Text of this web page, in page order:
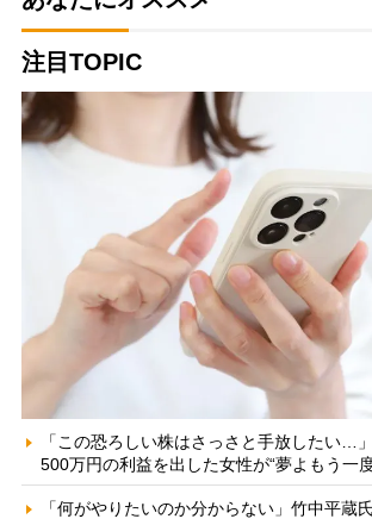
注目TOPIC
「この恐ろしい株はさっさと手放したい…
500万円の利益を出した女性が“夢よもう一
「何がやりたいのか分からない」竹中平蔵